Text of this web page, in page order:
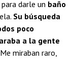
darle un baño
Su búsqueda
poco
a la gente
miraban raro,